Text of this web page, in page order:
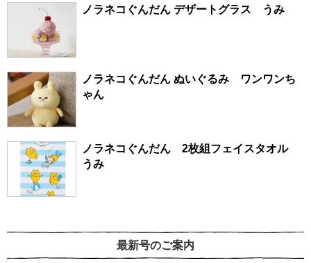
ノラネコぐんだん デザートグラス うみ
ノラネコぐんだん ぬいぐるみ ワンワンち
ゃん
ノラネコぐんだん 2枚組フェイスタオル
うみ
最新号のご案内